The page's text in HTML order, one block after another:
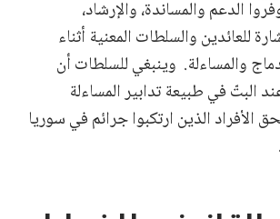
الدعم والمساندة، والإرشاد،
للعائدين والسلطات المعنية أثناء
والمساءلة. وينبغي للسلطات أن
البتّ في طبيعة تدابير المساءلة
الأفراد الذين ارتكبوا جرائم في سوريا